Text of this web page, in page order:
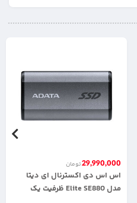
29,990,000تومان
اس اس دی اکسترنال ای دیتا
مدل Elite SE880 ظرفیت یک